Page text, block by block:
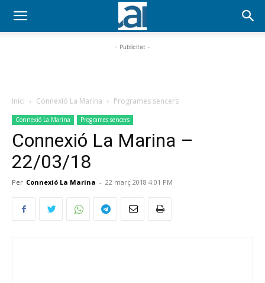
- Publicitat -
Inici Connexió La Marina Programes sencers
Connexió La Marina Programes sencers
Connexió La Marina –
22/03/18
Per Connexió La Marina - 22 març 2018 4:01 PM